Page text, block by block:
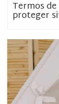
Termos
proteger